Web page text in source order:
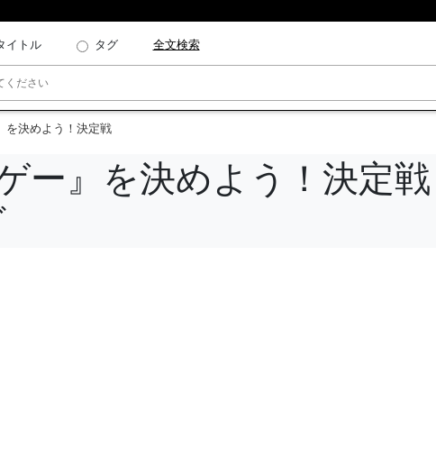
イトル タグ 全文検索
を決めよう！決定戦
ー』を決めよう！決定戦